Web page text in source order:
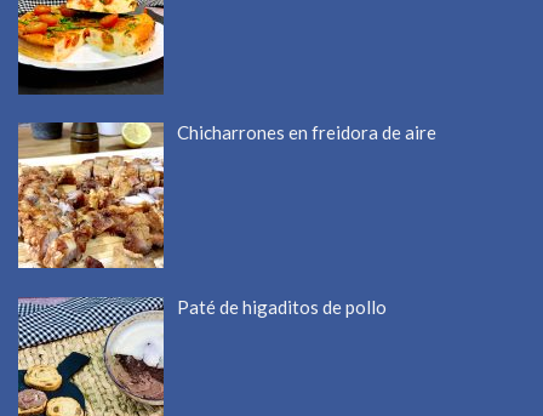
Chicharrones en freidora de aire
Paté de higaditos de pollo